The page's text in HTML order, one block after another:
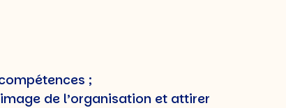
;
de l’organisation et attirer